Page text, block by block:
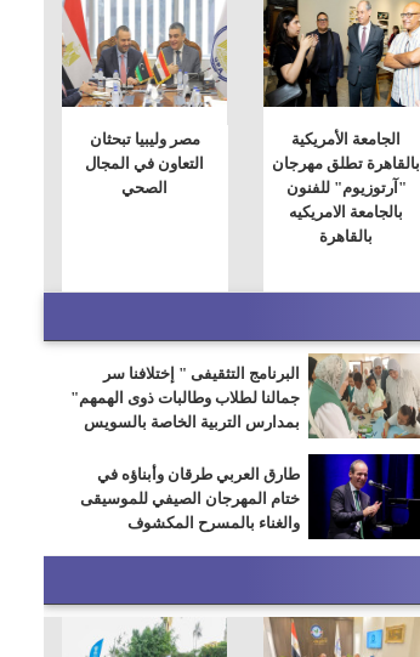
الجامعة الأمريكية
بالقاهرة تطلق مهرجان
"آرتوزيوم" للفنون
بالجامعة الامريكيه
بالقاهرة
مصر وليبيا تبحثان
التعاون في المجال
الصحي
البرنامج التثقيفى " إختلافنا سر
جمالنا لطلاب وطالبات ذوى الهمهم"
بمدارس التربية الخاصة بالسويس
طارق العربي طرقان وأبناؤه في
ختام المهرجان الصيفي للموسيقى
والغناء بالمسرح المكشوف